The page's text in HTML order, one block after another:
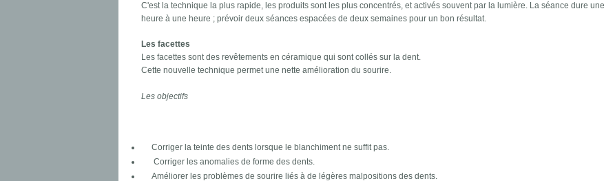
C'est la technique la plus rapide, les produits sont les plus concentrés, et activés souvent par la lumière. La séance dure
heure à une heure ; prévoir deux séances espacées de deux semaines pour un bon résultat.
Les facettes
Les facettes sont des revêtements en céramique qui sont collés sur la dent.
Cette nouvelle technique permet une nette amélioration du sourire.
Les objectifs
Corriger la teinte des dents lorsque le blanchiment ne suffit pas.
Corriger les anomalies de forme des dents.
Améliorer les problèmes de sourire liés à de légères malpositions des dents.